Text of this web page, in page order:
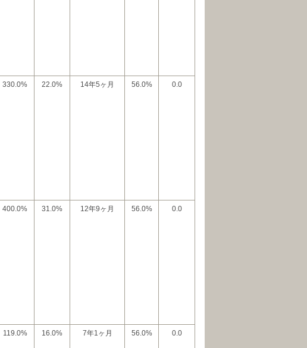
330.0% 22.0% 14年5ヶ月 56.0% 0.0
400.0% 31.0% 12年9ヶ月 56.0% 0.0
119.0% 16.0% 7年1ヶ月 56.0% 0.0